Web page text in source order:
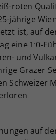
roten
jährige
ist, auf
eine 1:0-
und
Grazer
Schweizer
auf